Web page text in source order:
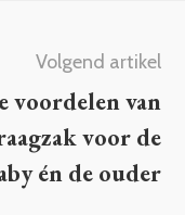
Volgend artikel
voordelen van
voor de
én de ouder